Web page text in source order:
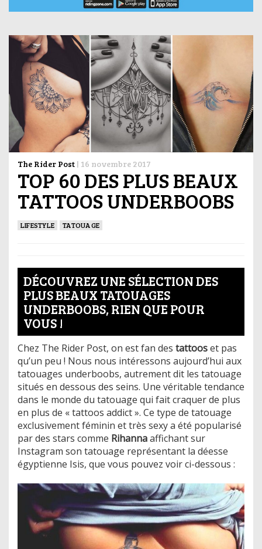
The Rider Post | 16 novembre 2017
TOP 60 DES PLUS BEAUX
TATTOOS UNDERBOOBS
LIFESTYLE TATOUAGE
DÉCOUVREZ UNE SÉLECTION DES
PLUS BEAUX TATOUAGES
UNDERBOOBS, RIEN QUE POUR
VOUS !
Chez The Rider Post, on est fan des tattooset pas
qu’un peu ! Nous nous intéressons aujourd’hui aux
tatouages underboobs, autrement dit les tatouage
situés en dessous des seins. Une véritable tendance
dans le monde du tatouage qui fait craquer de plus
en plus de « tattoos addict ». Ce type de tatouage
exclusivement féminin et très sexy a été popularisé
par des stars comme Rihannaaffichant sur
Instagram son tatouage représentant la déesse
égyptienne Isis, que vous pouvez voir ci-dessous :